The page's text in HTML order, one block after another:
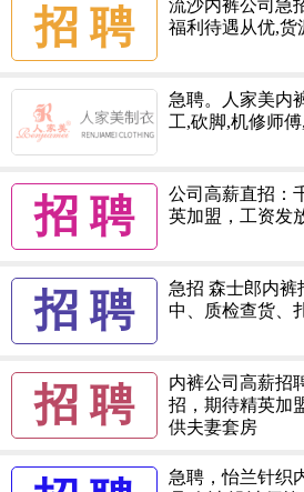
招 聘
流沙内裤公司急
福利待遇从优,货
急聘。人家美内
工,砍脚,机修师
招 聘
公司高薪直招：
英加盟，工资发
招 聘
急招 森士郎内
中、质检查货、
招 聘
内裤公司高薪招
招，期待精英加
供夫妻套房
急聘，怡兰针织